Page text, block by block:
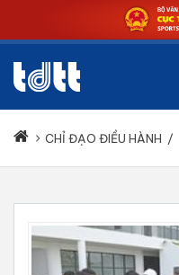
CHỈ ĐẠO ĐIỀU HÀNH /